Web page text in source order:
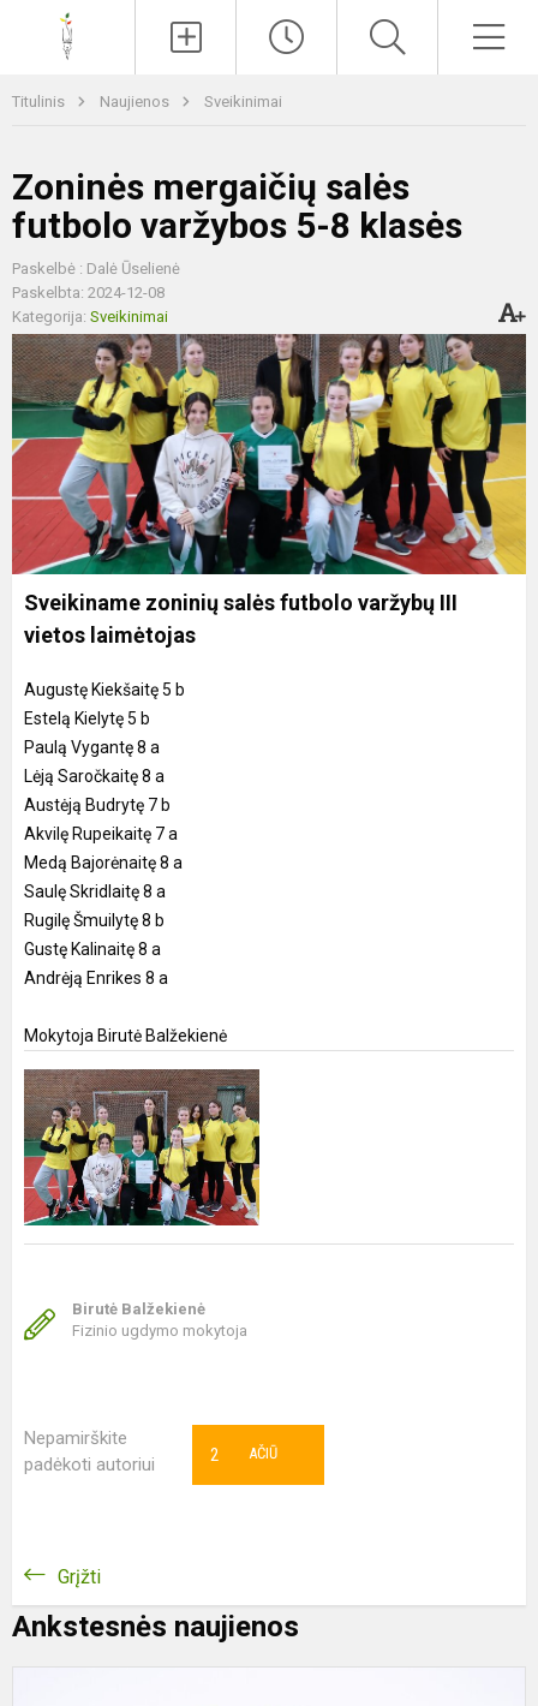
Titulinis Naujienos Sveikinimai
Zoninės mergaičių salės
futbolo varžybos 5-8 klasės
Paskelbė : Dalė Ūselienė
Paskelbta: 2024-12-08
Kategorija: Sveikinimai
Sveikiname zoninių salės futbolo varžybų III
vietos laimėtojas
Augustę Kiekšaitę 5 b
Estelą Kielytę 5 b
Paulą Vygantę 8 a
Lėją Saročkaitę 8 a
Austėją Budrytę 7 b
Akvilę Rupeikaitę 7 a
Medą Bajorėnaitę 8 a
Saulę Skridlaitę 8 a
Rugilę Šmuilytę 8 b
Gustę Kalinaitę 8 a
Andrėją Enrikes 8 a
Mokytoja Birutė Balžekienė
Birutė Balžekienė
Fizinio ugdymo mokytoja
Nepamirškite
padėkoti autoriui
AČIŪ
2
Grįžti
Ankstesnės naujienos